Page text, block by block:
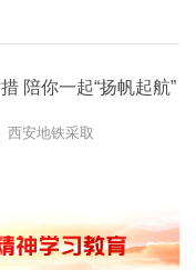
陪你一起“扬帆起航”
西安地铁采取